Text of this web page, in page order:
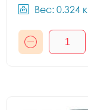
Вес: 0.324